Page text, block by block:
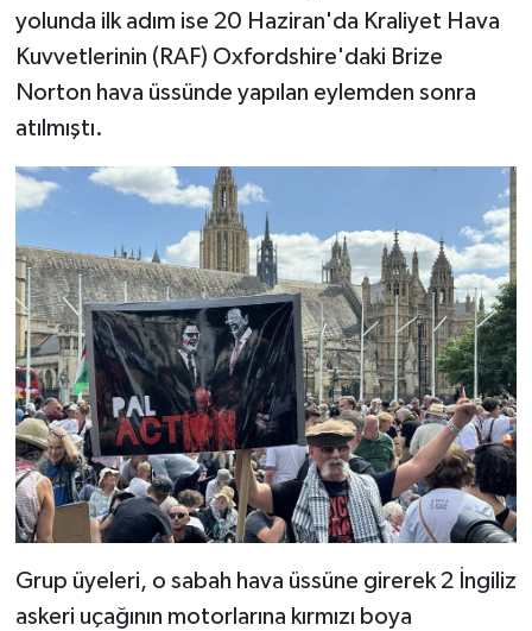
yolunda ilk adım ise 20 Haziran'da Kraliyet Hava
Kuvvetlerinin (RAF) Oxfordshire'daki Brize
Norton hava üssünde yapılan eylemden sonra
atılmıştı.
Grup üyeleri, o sabah hava üssüne girerek 2 İngiliz
askeri uçağının motorlarına kırmızı boya